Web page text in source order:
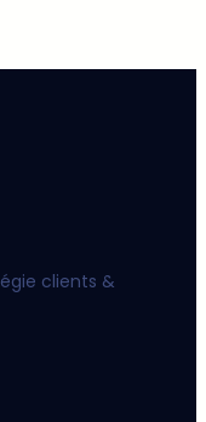
clients &